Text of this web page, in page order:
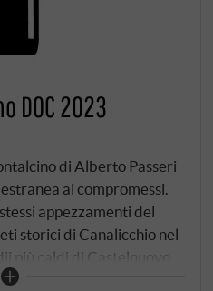
DOC 2023
di Alberto Passeri
ai compromessi.
appezzamenti del
storici di Canalicchio nel
più caldi di Castelnuovo
doppia origine è il segreto: